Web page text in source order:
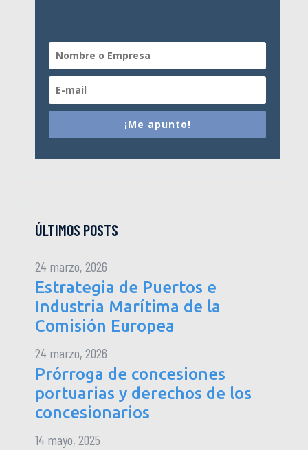
¡Me apunto!
ÚLTIMOS POSTS
24 marzo, 2026
Estrategia de Puertos e
Industria Marítima de la
Comisión Europea
24 marzo, 2026
Prórroga de concesiones
portuarias y derechos de los
concesionarios
14 mayo, 2025